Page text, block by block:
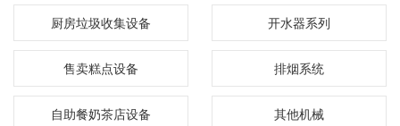
厨房垃圾收集设备 开水器系列
售卖糕点设备 排烟系统
自助餐奶茶店设备 其他机械